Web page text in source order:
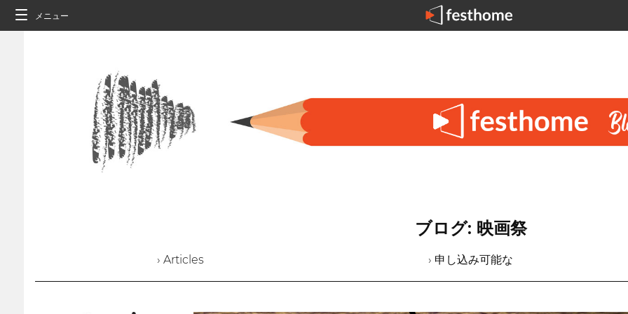
メニュー
ブログ: 映画祭
› Articles › 申し込み可能な